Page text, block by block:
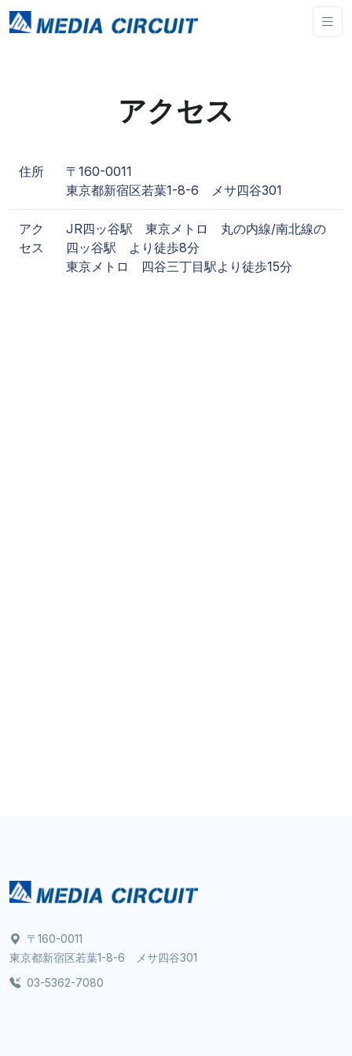
アクセス
住所
〒160-0011
東京都新宿区若葉1-8-6 メサ四谷301
アク
セス
JR四ッ谷駅 東京メトロ 丸の内線/南北線の
四ッ谷駅 より徒歩8分
東京メトロ 四谷三丁目駅より徒歩15分
〒160-0011
東京都新宿区若葉1-8-6 メサ四谷301
03-5362-7080